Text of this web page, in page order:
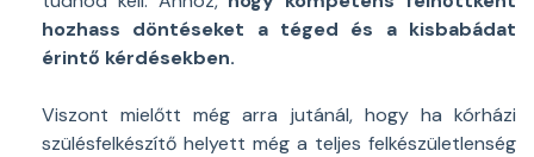
hozhass döntéseket a téged és a kisbabádat
érintő kérdésekben.
Viszont mielőtt még arra jutánál, hogy ha kórházi
szülésfelkészítő helyett még a teljes felkészületlenség